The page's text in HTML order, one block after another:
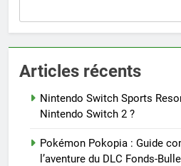
Articles récents
Nintendo Switch Sports
Nintendo Switch 2 ?
Pokémon Pokopia : Guide
l’aventure du DLC Fonds-